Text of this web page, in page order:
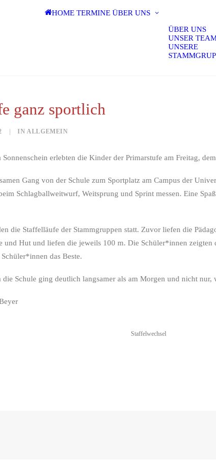
HOME TERMINE ÜBER UNS
ÜBER UNS
UNSER
UNSERE
ganz sportlich
INALLGEMEIN
erlebten die Kinder der Primarstufe am Freitag,
Gang von der Schule zum Sportplatz am Campus der
Schlagballweitwurf, Weitsprung und Sprint messen. Eine
die Staffelläufe der Stammgruppen statt. Zuvor liefen die
und Hut und liefen die jeweils 100 m. Die Schüler*innen
das Beste.
Schule ging deutlich langsamer als am Morgen und nicht
Staffelwechsel